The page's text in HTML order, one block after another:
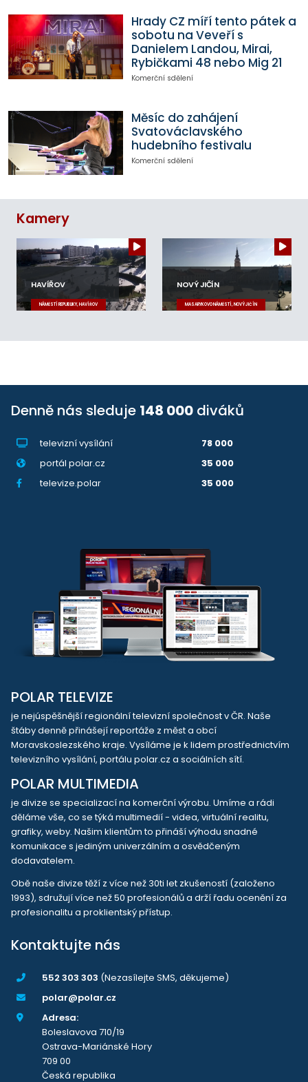
Hrady CZ míří tento pátek a
sobotu na Veveří s
Danielem Landou, Mirai,
Rybičkami 48 nebo Mig 21
Komerční sdělení
Měsíc do zahájení
Svatováclavského
hudebního festivalu
Komerční sdělení
Kamery
HAVÍŘOV
NÁMĚSTÍ REPUBLIKY, HAVÍŘOV
NOVÝ JIČÍN
MASARYKOVO NÁMĚSTÍ, NOVÝ JIČÍN
Denně nás sleduje 148 000 diváků
televizní vysílání
78 000
portál polar.cz
35 000
televize.polar
35 000
POLAR TELEVIZE
je nejúspěšnější regionální televizní společnost v ČR. Naše
štáby denně přinášejí reportáže z měst a obcí
Moravskoslezského kraje. Vysíláme je k lidem prostřednictvím
televizního vysílání, portálu polar.cz a sociálních sítí.
POLAR MULTIMEDIA
je divize se specializací na komerční výrobu. Umíme a rádi
děláme vše, co se týká multimedií - videa, virtuální realitu,
grafiky, weby. Našim klientům to přináší výhodu snadné
komunikace s jediným univerzálním a osvědčeným
dodavatelem.
Obě naše divize těží z více než 30ti let zkušeností (založeno
1993), sdružují více než 50 profesionálů a drží řadu ocenění za
profesionalitu a proklientský přístup.
Kontaktujte nás
552 303 303 (Nezasílejte SMS, děkujeme)
polar@polar.cz
Adresa:
Boleslavova 710/19
Ostrava-Mariánské Hory
709 00
Česká republika